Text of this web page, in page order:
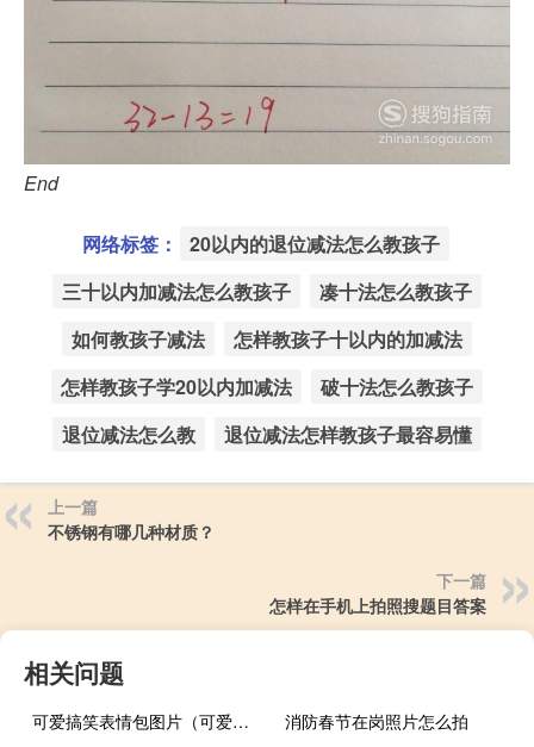
End
网络标签：
20以内的退位减法怎么教孩子
三十以内加减法怎么教孩子
凑十法怎么教孩子
如何教孩子减法
怎样教孩子十以内的加减法
怎样教孩子学20以内加减法
破十法怎么教孩子
退位减法怎么教
退位减法怎样教孩子最容易懂
上一篇
不锈钢有哪几种材质？
下一篇
怎样在手机上拍照搜题目答案
相关问题
可爱搞笑表情包图片（可爱搞笑表情图片大全,搞笑图片大全）
消防春节在岗照片怎么拍